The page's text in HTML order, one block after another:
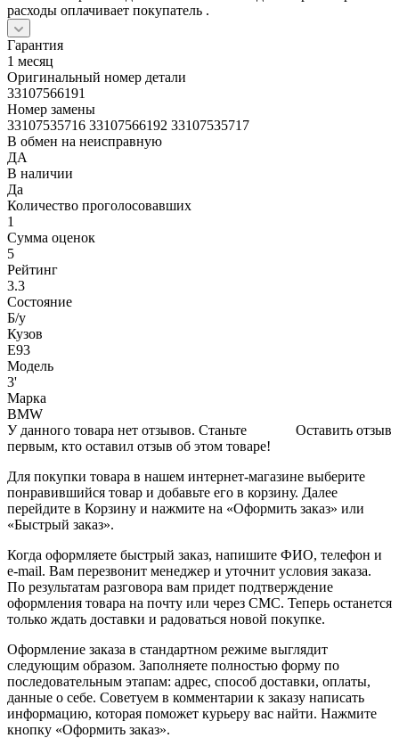
расходы оплачивает покупатель .
Гарантия
1 месяц
Оригинальный номер детали
33107566191
Номер замены
33107535716 33107566192 33107535717
В обмен на неисправную
ДА
В наличии
Да
Количество проголосовавших
1
Сумма оценок
5
Рейтинг
3.3
Состояние
Б/y
Кузов
E93
Модель
3'
Марка
BMW
Оставить отзыв
У данного товара нет отзывов. Станьте
первым, кто оставил отзыв об этом товаре!
Для покупки товара в нашем интернет-магазине выберите
понравившийся товар и добавьте его в корзину. Далее
перейдите в Корзину и нажмите на «Оформить заказ» или
«Быстрый заказ».
Когда оформляете быстрый заказ, напишите ФИО, телефон и
e-mail. Вам перезвонит менеджер и уточнит условия заказа.
По результатам разговора вам придет подтверждение
оформления товара на почту или через СМС. Теперь останется
только ждать доставки и радоваться новой покупке.
Оформление заказа в стандартном режиме выглядит
следующим образом. Заполняете полностью форму по
последовательным этапам: адрес, способ доставки, оплаты,
данные о себе. Советуем в комментарии к заказу написать
информацию, которая поможет курьеру вас найти. Нажмите
кнопку «Оформить заказ».